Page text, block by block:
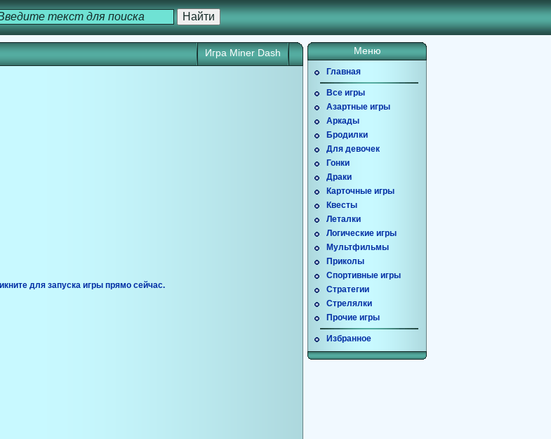
Игра Miner Dash
для запуска игры прямо сейчас.
Меню
Главная
Все игры
Азартные игры
Аркады
Бродилки
Для девочек
Гонки
Драки
Карточные игры
Квесты
Леталки
Логические игры
Мультфильмы
Приколы
Спортивные игры
Стратегии
Стрелялки
Прочие игры
Избранное